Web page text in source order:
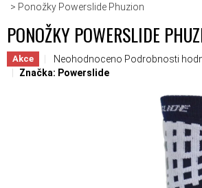
Ponožky Powerslide Phuzion
PONOŽKY POWERSLIDE
Akce Průměrné hodnocení produktu je
Neohodnoceno Podrobnosti
Značka: Powerslide